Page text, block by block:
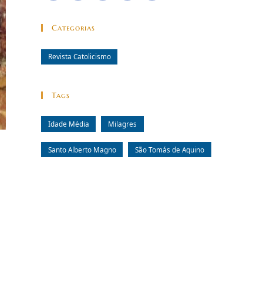
Categorias
Revista Catolicismo
Tags
Idade Média Milagres
Santo Alberto Magno São Tomás de Aquino